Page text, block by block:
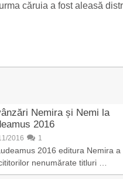
căruia a fost aleasă
Nemira și Nemi la
2016
2016 1
2016 editura Nemira a
nenumărate titluri …